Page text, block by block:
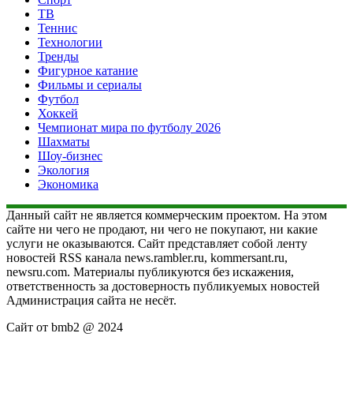
ТВ
Теннис
Технологии
Тренды
Фигурное катание
Фильмы и сериалы
Футбол
Хоккей
Чемпионат мира по футболу 2026
Шахматы
Шоу-бизнес
Экология
Экономика
Данный сайт не является коммерческим проектом. На этом
сайте ни чего не продают, ни чего не покупают, ни какие
услуги не оказываются. Сайт представляет собой ленту
новостей RSS канала news.rambler.ru, kommersant.ru,
newsru.com. Материалы публикуются без искажения,
ответственность за достоверность публикуемых новостей
Администрация сайта не несёт.
Сайт от bmb2 @ 2024